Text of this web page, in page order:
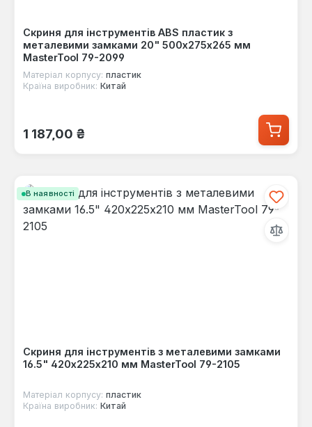
Скриня для інструментів ABS пластик з
металевими замками 20" 500х275х265 мм
MasterTool 79-2099
Матеріал корпусу: пластик
Країна виробник: Китай
Звичайна ціна:
1 187,00 ₴
В наявності
Скриня для інструментів з металевими замками
16.5" 420х225х210 мм MasterTool 79-2105
Матеріал корпусу: пластик
Країна виробник: Китай